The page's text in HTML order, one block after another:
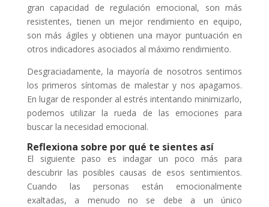
gran capacidad de regulación emocional, son más
resistentes, tienen un mejor rendimiento en equipo,
son más ágiles y obtienen una mayor puntuación en
otros indicadores asociados al máximo rendimiento.
Desgraciadamente, la mayoría de nosotros sentimos
los primeros síntomas de malestar y nos apagamos.
En lugar de responder al estrés intentando minimizarlo,
podemos utilizar la rueda de las emociones para
buscar la necesidad emocional.
Reflexiona sobre por qué te sientes así
El siguiente paso es indagar un poco más para
descubrir las posibles causas de esos sentimientos.
Cuando las personas están emocionalmente
exaltadas, a menudo no se debe a un único